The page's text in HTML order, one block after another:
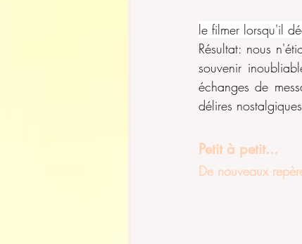
le filmer lorsqu'il
Résultat: nous
souvenir
échanges de
délires
Petit à petit...
De nouveaux